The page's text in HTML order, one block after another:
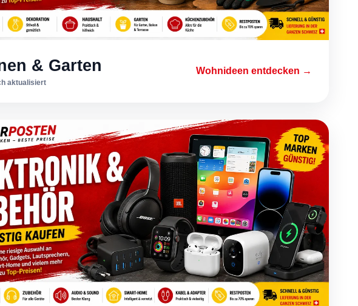
& Garten
aktualisiert
Wohnideen entdecken →